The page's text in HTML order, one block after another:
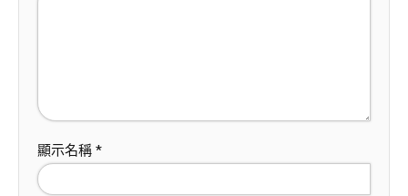
顯示名稱 *